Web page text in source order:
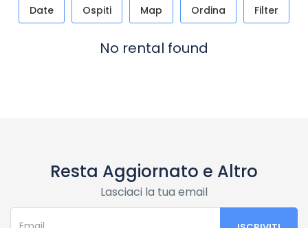
Date Ospiti Map Ordina Filter
No rental found
Resta Aggiornato e Altro
Lasciaci la tua email